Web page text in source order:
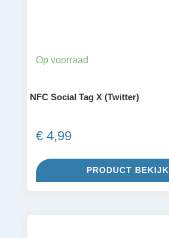
Op voorraad
NFC Social Tag X (Twitter)
€4,99
PRODUCT